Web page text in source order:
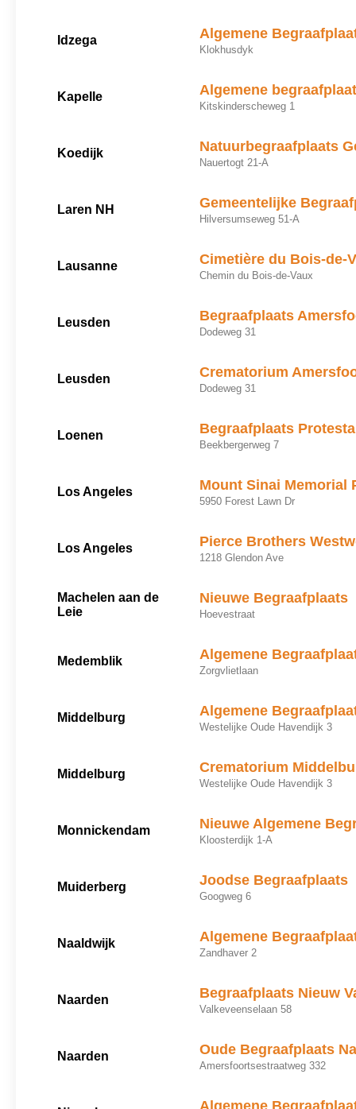
Idzega Algemene
Klokhusdyk
Kapelle Algemene
Kitskinderscheweg 1
Koedijk Natuurbegraafplaats
Nauertogt 21-A
Laren NH Gemeentelijke
Hilversumseweg 51-A
Lausanne Cimetière du Bois-de-
Chemin du Bois-de-Vaux
Leusden Begraafplaats
Dodeweg 31
Leusden Crematorium
Dodeweg 31
Loenen Begraafplaats
Beekbergerweg 7
Los Angeles Mount Sinai Memorial
5950 Forest Lawn Dr
Los Angeles Pierce Brothers
1218 Glendon Ave
Machelen aan de
Leie
Nieuwe Begraafplaats
Hoevestraat
Medemblik Algemene
Zorgvlietlaan
Middelburg Algemene
Westelijke Oude Havendijk 3
Middelburg Crematorium
Westelijke Oude Havendijk 3
Monnickendam Nieuwe Algemene
Kloosterdijk 1-A
Muiderberg Joodse Begraafplaats
Googweg 6
Naaldwijk Algemene
Zandhaver 2
Naarden Begraafplaats Nieuw
Valkeveenselaan 58
Naarden Oude Begraafplaats
Amersfoortsestraatweg 332
Algemene